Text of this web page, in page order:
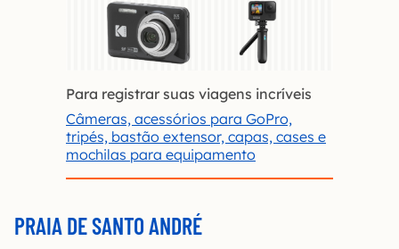
Para registrar suas viagens incríveis
Câmeras, acessórios para GoPro,
tripés, bastão extensor, capas, cases e
mochilas para equipamento
PRAIA DE SANTO ANDRÉ